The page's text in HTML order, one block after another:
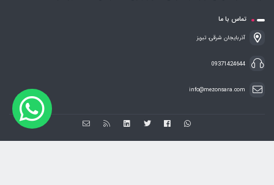
تماس با ما